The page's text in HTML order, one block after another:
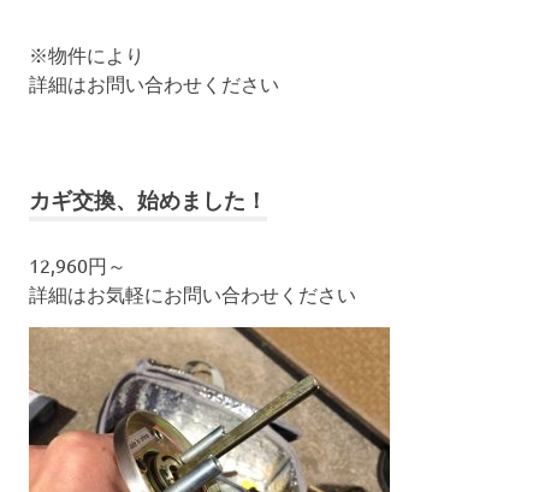
※物件により
詳細はお問い合わせください
カギ交換、始めました！
12,960円～
詳細はお気軽にお問い合わせください